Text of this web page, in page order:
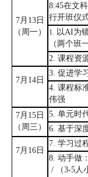
7月 13日
（周一）
8:45在文
行开班仪
1. 以 AI为
（两个班
2.课程资
7月 14日
3 促进学
4.课程标
伟强
7月 15日
（周三）
5 单元时
6 基于深
7月 16日
7.学习过
8.动手做
/
（3-5 人